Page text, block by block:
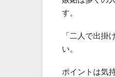
す。
「二人で出掛
い。
ポイントは気